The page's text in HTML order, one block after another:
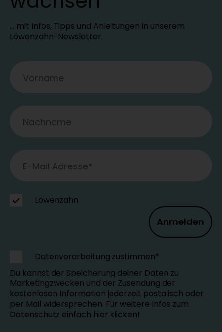
… mit Infos, Tipps und Anleitungen in unserem
Löwenzahn-Newsletter.
Anmelden
Löwenzahn
Datenverarbeitung zustimmen*
Du kannst der Speicherung deiner Daten zu
Marketingzwecken und der Zusendung der
kostenlosen Information jederzeit postalisch oder
per Mail widersprechen. Für weitere Infos zum
Datenschutz einfach hier klicken!